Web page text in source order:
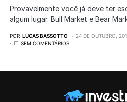
Provavelmente você já deve ter
algum lugar. Bull Market e Bear
POR LUCAS BASSOTTO 24 DE OUTUBRO,
SEM COMENTÁRIOS